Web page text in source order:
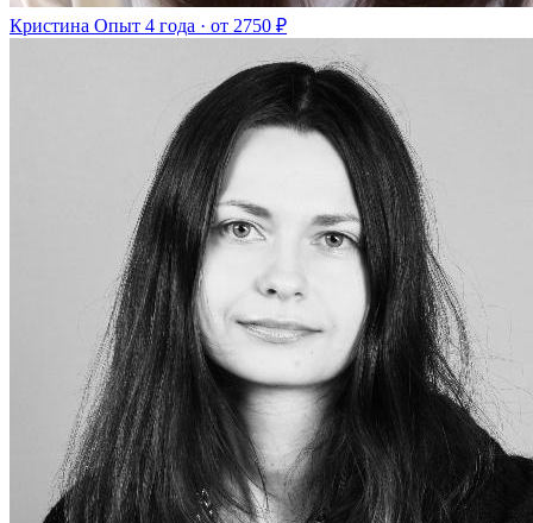
Кристина Опыт 4 года · от 2750 ₽